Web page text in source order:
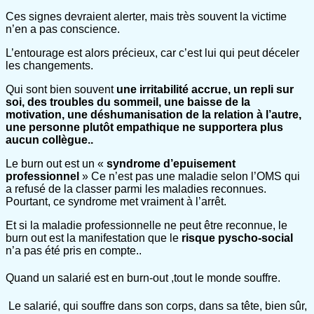
Ces signes devraient alerter, mais très souvent la victime
n’en a pas conscience.
L’entourage est alors précieux, car c’est lui qui peut déceler
les changements.
Qui sont bien souvent une irritabilité accrue, un repli sur
soi, des troubles du sommeil, une baisse de la
motivation, une déshumanisation de la relation à l’autre,
une personne plutôt empathique ne supportera plus
aucun collègue..
Le burn out est un « syndrome d’epuisement
professionnel » Ce n’est pas une maladie selon l’OMS qui
a refusé de la classer parmi les maladies reconnues.
Pourtant, ce syndrome met vraiment à l’arrêt.
Et si la maladie professionnelle ne peut être reconnue, le
burn out est la manifestation que le risque pyscho-social
n’a pas été pris en compte..
Quand un salarié est en burn-out ,tout le monde souffre.
Le salarié, qui souffre dans son corps, dans sa tête, bien sûr,